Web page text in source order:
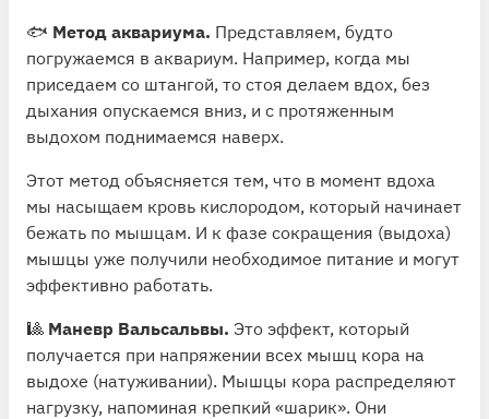
🐟 Метод аквариума. Представляем, будто
погружаемся в аквариум. Например, когда мы
приседаем со штангой, то стоя делаем вдох, без
дыхания опускаемся вниз, и с протяженным
выдохом поднимаемся наверх.
Этот метод объясняется тем, что в момент вдоха
мы насыщаем кровь кислородом, который начинает
бежать по мышцам. И к фазе сокращения (выдоха)
мышцы уже получили необходимое питание и могут
эффективно работать.
🎱 Маневр Вальсальвы. Это эффект, который
получается при напряжении всех мышц кора на
выдохе (натуживании). Мышцы кора распределяют
нагрузку, напоминая крепкий «шарик». Они